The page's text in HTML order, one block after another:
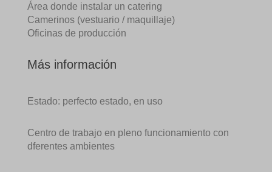
Área donde instalar un catering
Camerinos (vestuario / maquillaje)
Oficinas de producción
Más información
Estado: perfecto estado, en uso
Centro de trabajo en pleno funcionamiento con
dferentes ambientes